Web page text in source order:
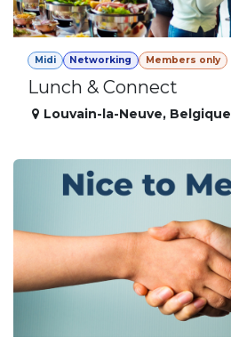
Midi Networking Members only
Lunch & Connect
Louvain-la-Neuve, Belgique